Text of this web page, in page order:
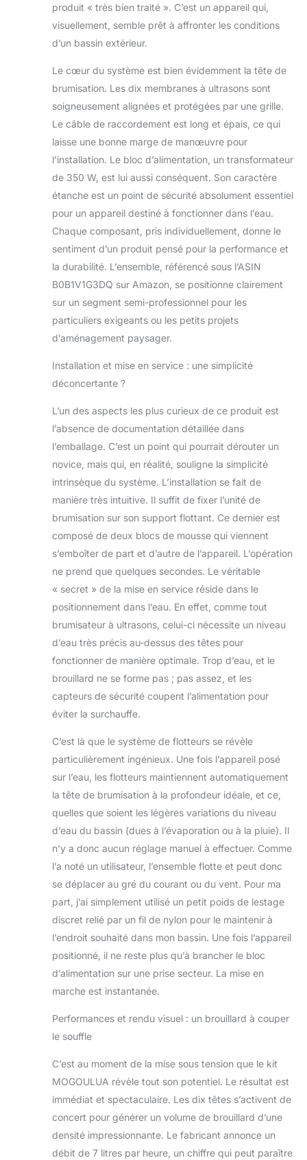
équipée d'un
fusible qui offre une
chaque tête de
signifie qu'une tête
de pulvérisation
cassée n'affecte
fonctionnement
des autres têtes de
pulvérisation
Protection
automatique contre
d'eau : il y a une
bouée sur la
planche à brouillard,
lorsqu'il est plus
d'eau, il offre une
protection sûre en
coupant
l'alimentation Large
ultrasons est un
bon choix pour la
cours, la création
d'une atmosphère
particulière pour la
scène, la création
de paysages
assistant pour
l'horticulture et la
serre pour garder
les légumes et les
humides. En outre,
c'est également un
merveilleux
accessoire pour
Halloween et Noël.
produit « très bien traité ». C’est un appareil qui,
visuellement, semble prêt à affronter les conditions
d’un bassin extérieur.
Le cœur du système est bien évidemment la tête de
brumisation. Les dix membranes à ultrasons sont
soigneusement alignées et protégées par une grille.
Le câble de raccordement est long et épais, ce qui
laisse une bonne marge de manœuvre pour
l’installation. Le bloc d’alimentation, un transformateur
de 350 W, est lui aussi conséquent. Son caractère
étanche est un point de sécurité absolument essentiel
pour un appareil destiné à fonctionner dans l’eau.
Chaque composant, pris individuellement, donne le
sentiment d’un produit pensé pour la performance et
la durabilité. L’ensemble, référencé sous l’ASIN
B0B1V1G3DQ sur Amazon, se positionne clairement
sur un segment semi-professionnel pour les
particuliers exigeants ou les petits projets
d’aménagement paysager.
Installation et mise en service : une simplicité
déconcertante ?
L’un des aspects les plus curieux de ce produit est
l’absence de documentation détaillée dans
l’emballage. C’est un point qui pourrait dérouter un
novice, mais qui, en réalité, souligne la simplicité
intrinsèque du système. L’installation se fait de
manière très intuitive. Il suffit de fixer l’unité de
brumisation sur son support flottant. Ce dernier est
composé de deux blocs de mousse qui viennent
s’emboîter de part et d’autre de l’appareil. L’opération
ne prend que quelques secondes. Le véritable
« secret » de la mise en service réside dans le
positionnement dans l’eau. En effet, comme tout
brumisateur à ultrasons, celui-ci nécessite un niveau
d’eau très précis au-dessus des têtes pour
fonctionner de manière optimale. Trop d’eau, et le
brouillard ne se forme pas ; pas assez, et les
capteurs de sécurité coupent l’alimentation pour
éviter la surchauffe.
C’est là que le système de flotteurs se révèle
particulièrement ingénieux. Une fois l’appareil posé
sur l’eau, les flotteurs maintiennent automatiquement
la tête de brumisation à la profondeur idéale, et ce,
quelles que soient les légères variations du niveau
d’eau du bassin (dues à l’évaporation ou à la pluie). Il
n’y a donc aucun réglage manuel à effectuer. Comme
l’a noté un utilisateur, l’ensemble flotte et peut donc
se déplacer au gré du courant ou du vent. Pour ma
part, j’ai simplement utilisé un petit poids de lestage
discret relié par un fil de nylon pour le maintenir à
l’endroit souhaité dans mon bassin. Une fois l’appareil
positionné, il ne reste plus qu’à brancher le bloc
d’alimentation sur une prise secteur. La mise en
marche est instantanée.
Performances et rendu visuel : un brouillard à couper
le souffle
C’est au moment de la mise sous tension que le kit
MOGOULUA révèle tout son potentiel. Le résultat est
immédiat et spectaculaire. Les dix têtes s’activent de
concert pour générer un volume de brouillard d’une
densité impressionnante. Le fabricant annonce un
débit de 7 litres par heure, un chiffre qui peut paraître